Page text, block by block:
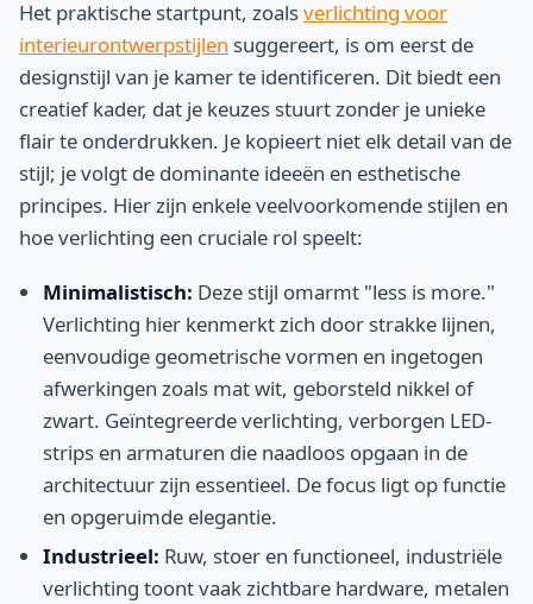
Het praktische startpunt, zoalsverlichting voor
interieurontwerpstijlen suggereert, is om eerst de
designstijl van je kamer te identificeren. Dit biedt een
creatief kader, dat je keuzes stuurt zonder je unieke
flair te onderdrukken. Je kopieert niet elk detail van de
stijl; je volgt de dominante ideeën en esthetische
principes. Hier zijn enkele veelvoorkomende stijlen en
hoe verlichting een cruciale rol speelt:
Minimalistisch: Deze stijl omarmt "less is more."
Verlichting hier kenmerkt zich door strakke lijnen,
eenvoudige geometrische vormen en ingetogen
afwerkingen zoals mat wit, geborsteld nikkel of
zwart. Geïntegreerde verlichting, verborgen LED-
strips en armaturen die naadloos opgaan in de
architectuur zijn essentieel. De focus ligt op functie
en opgeruimde elegantie.
Industrieel: Ruw, stoer en functioneel, industriële
verlichting toont vaak zichtbare hardware, metalen